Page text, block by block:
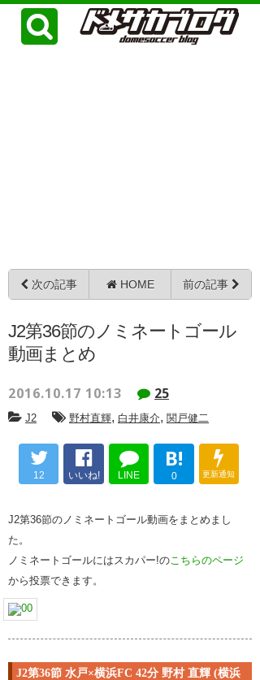
次の記事 HOME 前の記事
J2第36節のノミネートゴール
動画まとめ
2016.10.17 10:13 25
J2 野村直輝, 白井康介, 関戸健二
12 いいね! LINE
B!
0 更新通知
J2第36節のノミネートゴール動画をまとめまし
た。
ノミネートゴールにはスカパー!のこちらのページ
から投票できます。
J2第36節 水戸×横浜FC 42分 野村 直輝 (横浜